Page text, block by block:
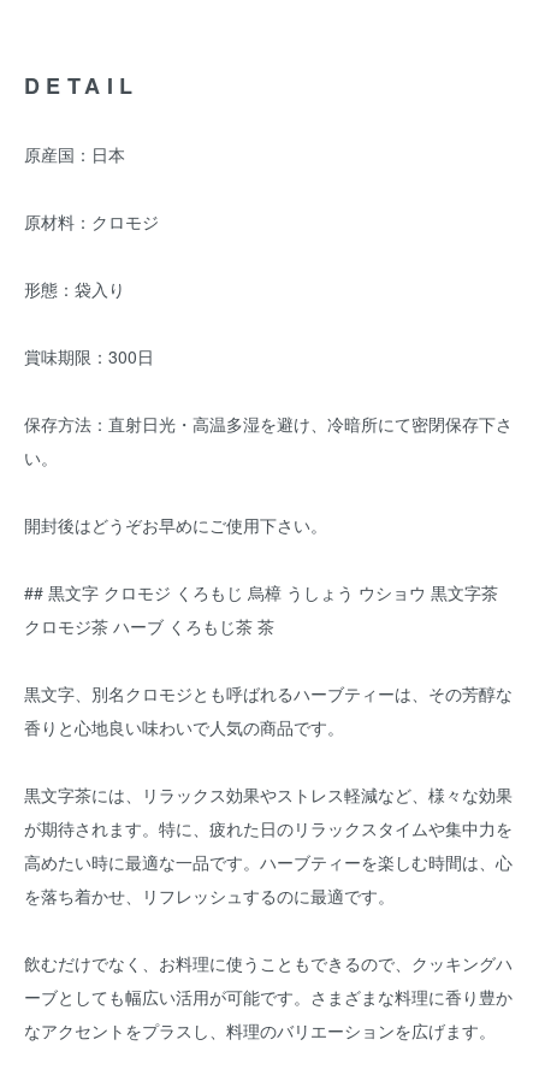
DETAIL
原産国：日本
原材料：クロモジ
形態：袋入り
賞味期限：300日
保存方法：直射日光・高温多湿を避け、冷暗所にて密閉保存下さ
い。
開封後はどうぞお早めにご使用下さい。
## 黒文字 クロモジ くろもじ 烏樟 うしょう ウショウ 黒文字茶
クロモジ茶 ハーブ くろもじ茶 茶
黒文字、別名クロモジとも呼ばれるハーブティーは、その芳醇な
香りと心地良い味わいで人気の商品です。
黒文字茶には、リラックス効果やストレス軽減など、様々な効果
が期待されます。特に、疲れた日のリラックスタイムや集中力を
高めたい時に最適な一品です。ハーブティーを楽しむ時間は、心
を落ち着かせ、リフレッシュするのに最適です。
飲むだけでなく、お料理に使うこともできるので、クッキングハ
ーブとしても幅広い活用が可能です。さまざまな料理に香り豊か
なアクセントをプラスし、料理のバリエーションを広げます。